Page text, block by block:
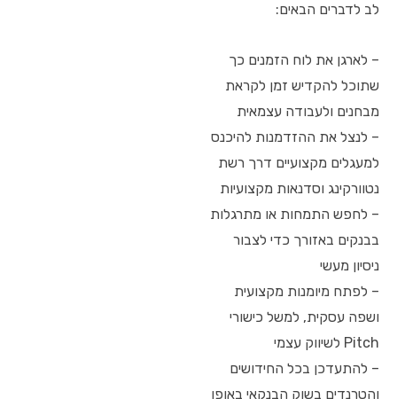
לב לדברים הבאים:
– לארגן את לוח הזמנים כך
שתוכל להקדיש זמן לקראת
מבחנים ולעבודה עצמאית
– לנצל את ההזדמנות להיכנס
למעגלים מקצועיים דרך רשת
נטוורקינג וסדנאות מקצועיות
– לחפש התמחות או מתרגלות
בבנקים באזורך כדי לצבור
ניסיון מעשי
– לפתח מיומנות מקצועית
ושפה עסקית, למשל כישורי
Pitch לשיווק עצמי
– להתעדכן בכל החידושים
והטרנדים בשוק הבנקאי באופן